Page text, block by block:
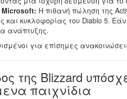
Η πιθανή πώληση της
και κυκλοφορίας του Diablo 5.
ανάπτυξης.
για επίσημες
της Blizzard
παιχνίδια